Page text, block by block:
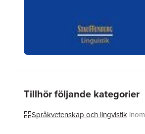
Tillhör följande kategorier
Språkvetenskap och lingvistik inom